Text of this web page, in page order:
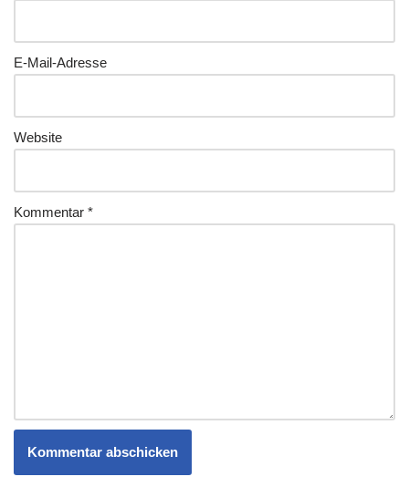
E-Mail-Adresse
Website
Kommentar *